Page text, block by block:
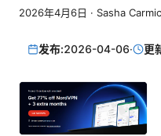
2026年4月6日 · Sasha
发布:2026-04-06· 更